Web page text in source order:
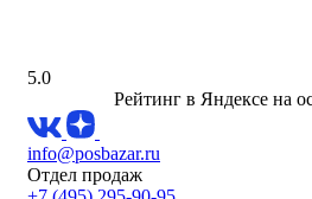
5.0
Рейтинг в Яндексе на
info@posbazar.ru
Отдел продаж